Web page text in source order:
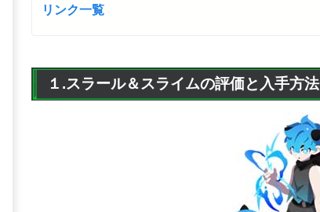
リンク一覧
１.スラール＆スライムの評価と入手方法